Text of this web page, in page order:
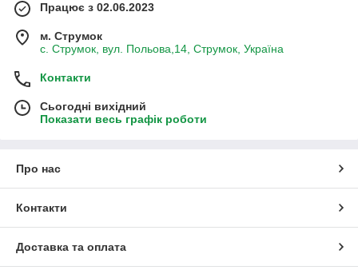
Працює з 02.06.2023
м. Струмок
с. Струмок, вул. Польова,14, Струмок, Україна
Контакти
Сьогодні вихідний
Показати весь графік роботи
Про нас
Контакти
Доставка та оплата